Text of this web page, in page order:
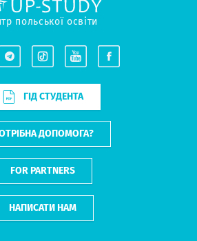
польської освіти
ГІД СТУДЕНТА
ДОПОМОГА?
FOR PARTNERS
НАПИСАТИ НАМ